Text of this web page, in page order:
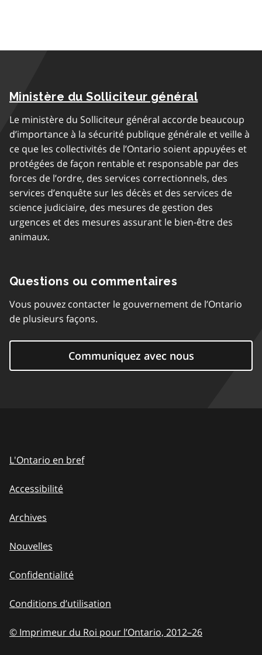
Ministère du Solliciteur général
Le ministère du Solliciteur général accorde beaucoup
d’importance à la sécurité publique générale et veille à
ce que les collectivités de l’Ontario soient appuyées et
protégées de façon rentable et responsable par des
forces de l’ordre, des services correctionnels, des
services d’enquête sur les décès et des services de
science judiciaire, des mesures de gestion des
urgences et des mesures assurant le bien-être des
animaux.
Questions ou commentaires
Vous pouvez contacter le gouvernement de l’Ontario
de plusieurs façons.
Communiquez avec nous
L'Ontario en bref
Accessibilité
Archives
Nouvelles
Confidentialité
Conditions d’utilisation
© Imprimeur du Roi pour l’Ontario, 2012–to
26